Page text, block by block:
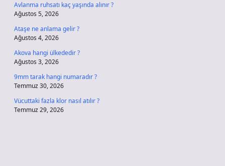
Avlanma ruhsatı kaç yaşında alınır ?
Ağustos 5, 2026
Ataşe ne anlama gelir ?
Ağustos 4, 2026
Akova hangi ülkededir ?
Ağustos 3, 2026
9mm tarak hangi numaradır ?
Temmuz 30, 2026
Vücuttaki fazla klor nasıl atılır ?
Temmuz 29, 2026